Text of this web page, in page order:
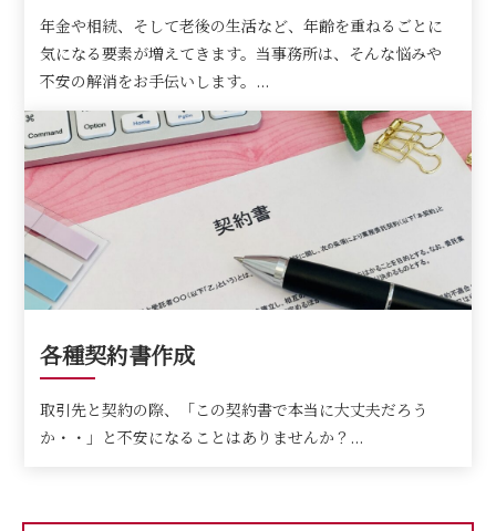
年金や相続、そして老後の生活など、年齢を重ねるごとに
気になる要素が増えてきます。当事務所は、そんな悩みや
不安の解消をお手伝いします。...
各種契約書作成
取引先と契約の際、「この契約書で本当に大丈夫だろう
か・・」と不安になることはありませんか？...